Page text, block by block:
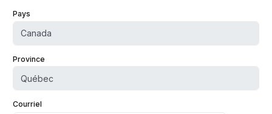
Pays
Province
Courriel